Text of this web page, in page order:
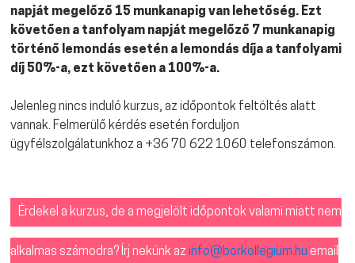
napját megelőző 15 munkanapig van lehetőség. Ezt
követően a tanfolyam napját megelőző 7 munkanapig
történő lemondás esetén a lemondás díja a tanfolyami
díj 50%-a, ezt követően a 100%-a.
Jelenleg nincs induló kurzus, az időpontok feltöltés alatt
vannak. Felmerülő kérdés esetén forduljon
ügyfélszolgálatunkhoz a +36 70 622 1060 telefonszámon.
Érdekel a kurzus, de a megjelölt időpontok valami miatt nem
alkalmas számodra? Írj nekünk azinfo@borkollegium.hu email